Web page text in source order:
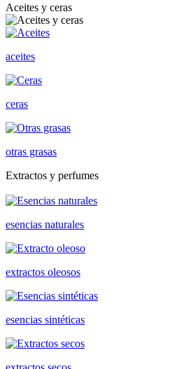
Aceites y ceras
aceites
ceras
otras grasas
Extractos y perfumes
esencias naturales
extractos oleosos
esencias sintéticas